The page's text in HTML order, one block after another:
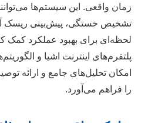
زمان واقعی. این سیستم‌ها
تشخیص خستگی، پیش‌بینی ریسک
لحظه‌ای برای بهبود عملکرد کمک
پلتفرم‌های اینترنت اشیا و
امکان تحلیل‌های جامع و ارائه
را فراهم می‌آورد.